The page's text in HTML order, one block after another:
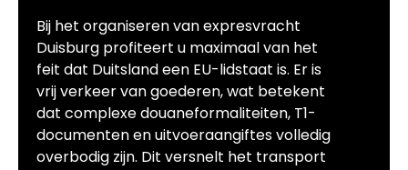
Bij het organiseren van expresvracht
Duisburg profiteert u maximaal van het
feit dat Duitsland een EU-lidstaat is. Er is
vrij verkeer van goederen, wat betekent
dat complexe douaneformaliteiten, T1-
documenten en uitvoeraangiftes volledig
overbodig zijn. Dit versnelt het transport